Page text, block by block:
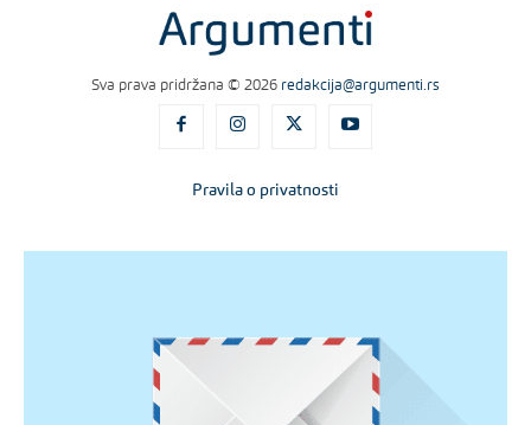
Sva prava pridržana © 2026 redakcija@argumenti.rs
Pravila o privatnosti